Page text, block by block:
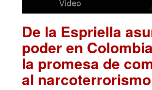
De la Espriella
poder en
la promesa de
al narcoterrorismo